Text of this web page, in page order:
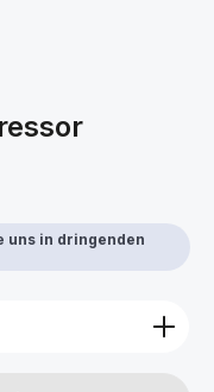
uns in dringenden
Wert ein